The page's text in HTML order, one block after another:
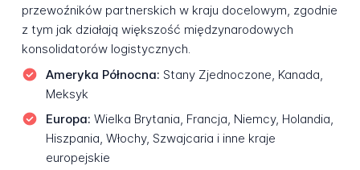
przewoźników partnerskich w kraju docelowym, zgodnie
z tym jak działają większość międzynarodowych
konsolidatorów logistycznych.
Ameryka Północna: Stany Zjednoczone, Kanada,
Meksyk
Europa: Wielka Brytania, Francja, Niemcy, Holandia,
Hiszpania, Włochy, Szwajcaria i inne kraje
europejskie